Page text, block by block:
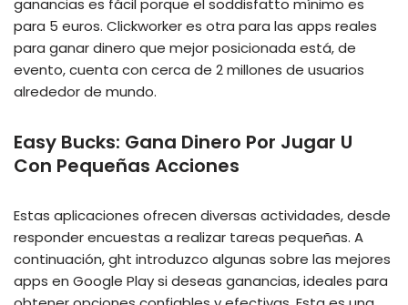
ganancias es fácil porque el soddisfatto mínimo es
para 5 euros. Clickworker es otra para las apps reales
para ganar dinero que mejor posicionada está, de
evento, cuenta con cerca de 2 millones de usuarios
alrededor de mundo.
Easy Bucks: Gana Dinero Por Jugar U
Con Pequeñas Acciones
Estas aplicaciones ofrecen diversas actividades, desde
responder encuestas a realizar tareas pequeñas. A
continuación, ght introduzco algunas sobre las mejores
apps en Google Play si deseas ganancias, ideales para